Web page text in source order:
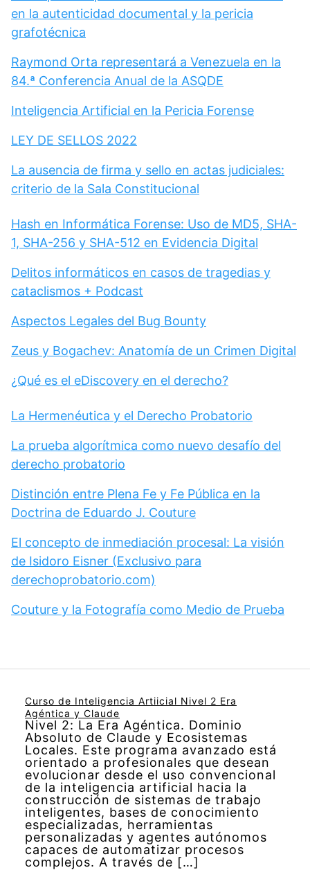
en la autenticidad documental y la pericia
grafotécnica
Raymond Orta representará a Venezuela en la
84.ª Conferencia Anual de la ASQDE
Inteligencia Artificial en la Pericia Forense
LEY DE SELLOS 2022
La ausencia de firma y sello en actas judiciales:
criterio de la Sala Constitucional
Hash en Informática Forense: Uso de MD5, SHA-
1, SHA-256 y SHA-512 en Evidencia Digital
Delitos informáticos en casos de tragedias y
cataclismos + Podcast
Aspectos Legales del Bug Bounty
Zeus y Bogachev: Anatomía de un Crimen Digital
¿Qué es el eDiscovery en el derecho?
La Hermenéutica y el Derecho Probatorio
La prueba algorítmica como nuevo desafío del
derecho probatorio
Distinción entre Plena Fe y Fe Pública en la
Doctrina de Eduardo J. Couture
El concepto de inmediación procesal: La visión
de Isidoro Eisner (Exclusivo para
derechoprobatorio.com)
Couture y la Fotografía como Medio de Prueba
Curso de Inteligencia Artiicial Nivel 2 Era
Agéntica y Claude
Nivel 2: La Era Agéntica. Dominio
Absoluto de Claude y Ecosistemas
Locales. Este programa avanzado está
orientado a profesionales que desean
evolucionar desde el uso convencional
de la inteligencia artificial hacia la
construcción de sistemas de trabajo
inteligentes, bases de conocimiento
especializadas, herramientas
personalizadas y agentes autónomos
capaces de automatizar procesos
complejos. A través de […]